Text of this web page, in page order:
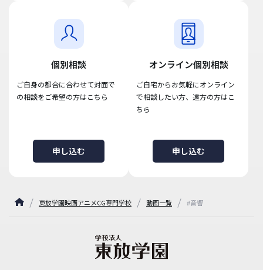
個別相談
ご自身の都合に合わせて対面で
の相談をご希望の方はこちら
申し込む
オンライン個別相談
ご自宅からお気軽にオンライン
で相談したい方、遠方の方はこ
ちら
申し込む
東放学園映画アニメCG専門学校 動画一覧 #音響